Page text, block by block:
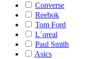
Converse
Reebok
Tom Ford
L´oreal
Paul Smith
Asics